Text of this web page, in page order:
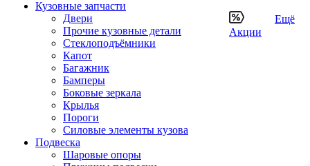
Кузовные запчасти
Двери
Прочие кузовные детали
Стеклоподъёмники
Капот
Багажник
Бамперы
Боковые зеркала
Крылья
Пороги
Силовые элементы кузова
Подвеска
Шаровые опоры
Акции
Ещё